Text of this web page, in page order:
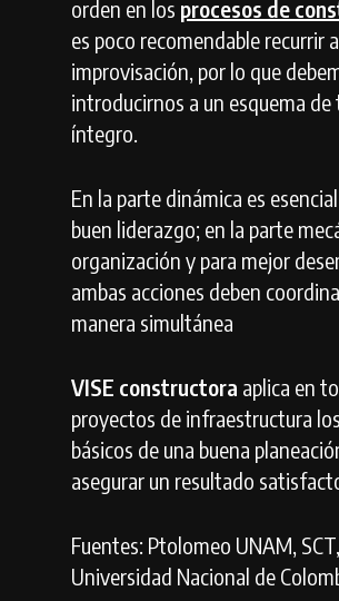
orden en los procesos de
es poco recomendable recurrir
improvisación, por lo que
introducirnos a un esquema de
íntegro.
En la parte dinámica es
buen liderazgo; en la parte
organización y para mejor
ambas acciones deben
manera simultánea
VISE constructora aplica en
proyectos de infraestructura
básicos de una buena
asegurar un resultado
Fuentes: Ptolomeo UNAM, SCT,
Universidad Nacional de